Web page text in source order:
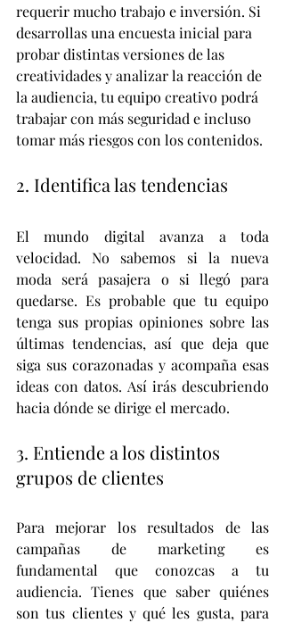
requerir mucho trabajo e inversión. Si
desarrollas una encuesta inicial para
probar distintas versiones de las
creatividades y analizar la reacción de
la audiencia, tu equipo creativo podrá
trabajar con más seguridad e incluso
tomar más riesgos con los contenidos.
2. Identifica las tendencias
El mundo digital avanza a toda
velocidad. No sabemos si la nueva
moda será pasajera o si llegó para
quedarse. Es probable que tu equipo
tenga sus propias opiniones sobre las
últimas tendencias, así que deja que
siga sus corazonadas y acompaña esas
ideas con datos. Así irás descubriendo
hacia dónde se dirige el mercado.
3. Entiende a los distintos
grupos de clientes
Para mejorar los resultados de las
campañas de marketing es
fundamental que conozcas a tu
audiencia. Tienes que saber quiénes
son tus clientes y qué les gusta, para